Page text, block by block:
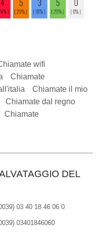
wifi
Chiamate
Chiamate il mio
Chiamate dal regno
Chiamate
DEL
03 40 18 46 06 0
03401846060